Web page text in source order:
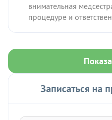
внимательная
процедуре и
Записаться на